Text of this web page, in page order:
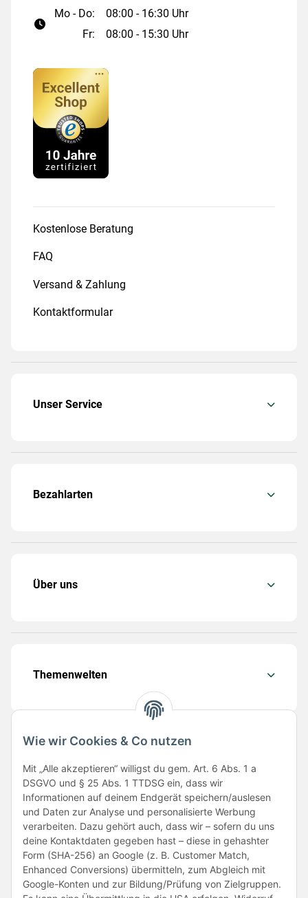
Wie wir Cookies & Co nutzen
Mit „Alle akzeptieren“ willigst du gem. Art. 6 Abs. 1 a
DSGVO und § 25 Abs. 1 TTDSG ein, dass wir
Informationen auf deinem Endgerät speichern/auslesen
und Daten zur Analyse und personalisierte Werbung
verarbeiten. Dazu gehört auch, dass wir – sofern du uns
deine Kontaktdaten gegeben hast – diese in gehashter
Form (SHA-256) an Google (z. B. Customer Match,
Enhanced Conversions) übermitteln, zum Abgleich mit
Google-Konten und zur Bildung/Prüfung von Zielgruppen.
Mo - Do:
08:00 - 16:30 Uhr
Fr:
08:00 - 15:30 Uhr
Kostenlose Beratung
FAQ
Versand & Zahlung
Kontaktformular
Unser Service
Bezahlarten
Über uns
Themenwelten
Folge uns
Unsere Partner